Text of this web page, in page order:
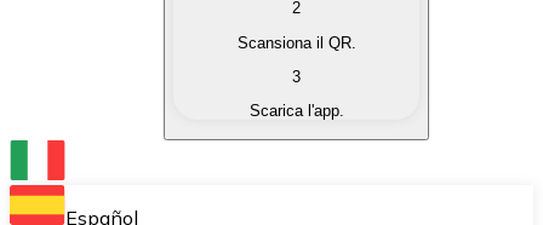
Converti le tue criptovalute in valuta fiat quando ne
Scambia una criptovaluta con un'altra
Conserva le tue cripto in un Wallet self-custodial.
2
Scansiona il QR.
3
Scarica l'app.
Español